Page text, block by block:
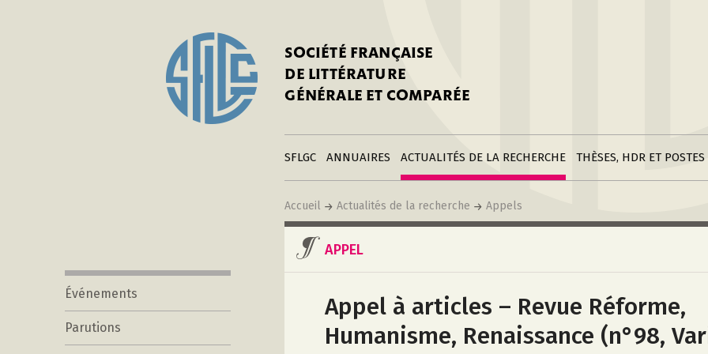
SOCIÉTÉ FRANÇAISE
DE LITTÉRATURE
GÉNÉRALE ET COMPARÉE
SFLGC
Adhérer à la SFLGC
Publier sur ce site
LiensANNUAIRES
Créer une fiche
annuaire
Modifier sa fiche
annuaire
Créer une fiche
institutionACTUALITÉS DE LA RECHERCHE
Divers
Soumettre une
annonce
THÈSES, HDR ET POSTES
Postes
Accueil Actualités de la recherche Appels
Événements
Parutions
APPEL
Appel à articles – Revue Réforme,
Humanisme, Renaissance (n°98,